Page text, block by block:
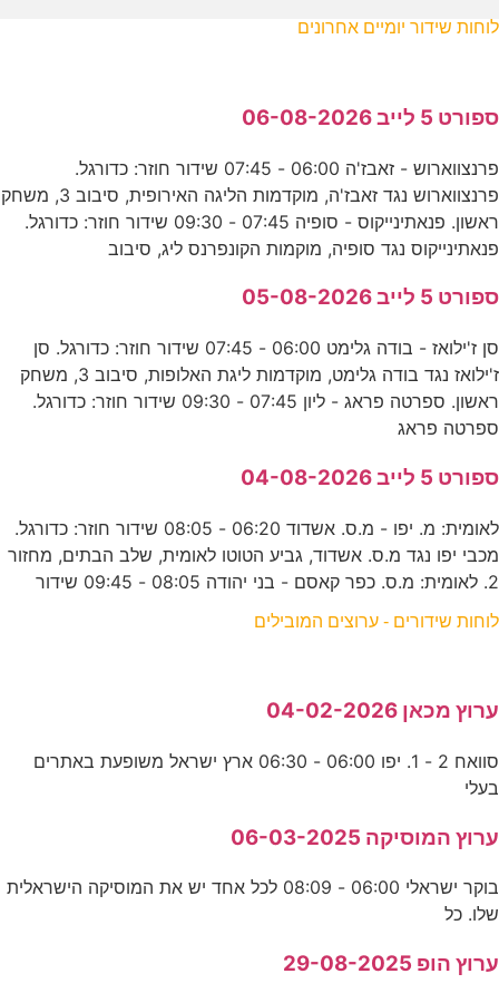
לוחות שידור יומיים אחרונים
ספורט 5 לייב 06-08-2026
פרנצווארוש - זאבז'ה 06:00 - 07:45 שידור חוזר: כדורגל.
פרנצווארוש נגד זאבז'ה, מוקדמות הליגה האירופית, סיבוב 3, משחק
ראשון. פנאתינייקוס - סופיה 07:45 - 09:30 שידור חוזר: כדורגל.
פנאתינייקוס נגד סופיה, מוקמות הקונפרנס ליג, סיבוב
ספורט 5 לייב 05-08-2026
סן ז'ילואז - בודה גלימט 06:00 - 07:45 שידור חוזר: כדורגל. סן
ז'ילואז נגד בודה גלימט, מוקדמות ליגת האלופות, סיבוב 3, משחק
ראשון. ספרטה פראג - ליון 07:45 - 09:30 שידור חוזר: כדורגל.
ספרטה פראג
ספורט 5 לייב 04-08-2026
לאומית: מ. יפו - מ.ס. אשדוד 06:20 - 08:05 שידור חוזר: כדורגל.
מכבי יפו נגד מ.ס. אשדוד, גביע הטוטו לאומית, שלב הבתים, מחזור
2. לאומית: מ.ס. כפר קאסם - בני יהודה 08:05 - 09:45 שידור
לוחות שידורים - ערוצים המובילים
ערוץ מכאן 04-02-2026
סוואח 2 - 1. יפו 06:00 - 06:30 ארץ ישראל משופעת באתרים
בעלי
ערוץ המוסיקה 06-03-2025
בוקר ישראלי 06:00 - 08:09 לכל אחד יש את המוסיקה הישראלית
שלו. כל
ערוץ הופ 29-08-2025